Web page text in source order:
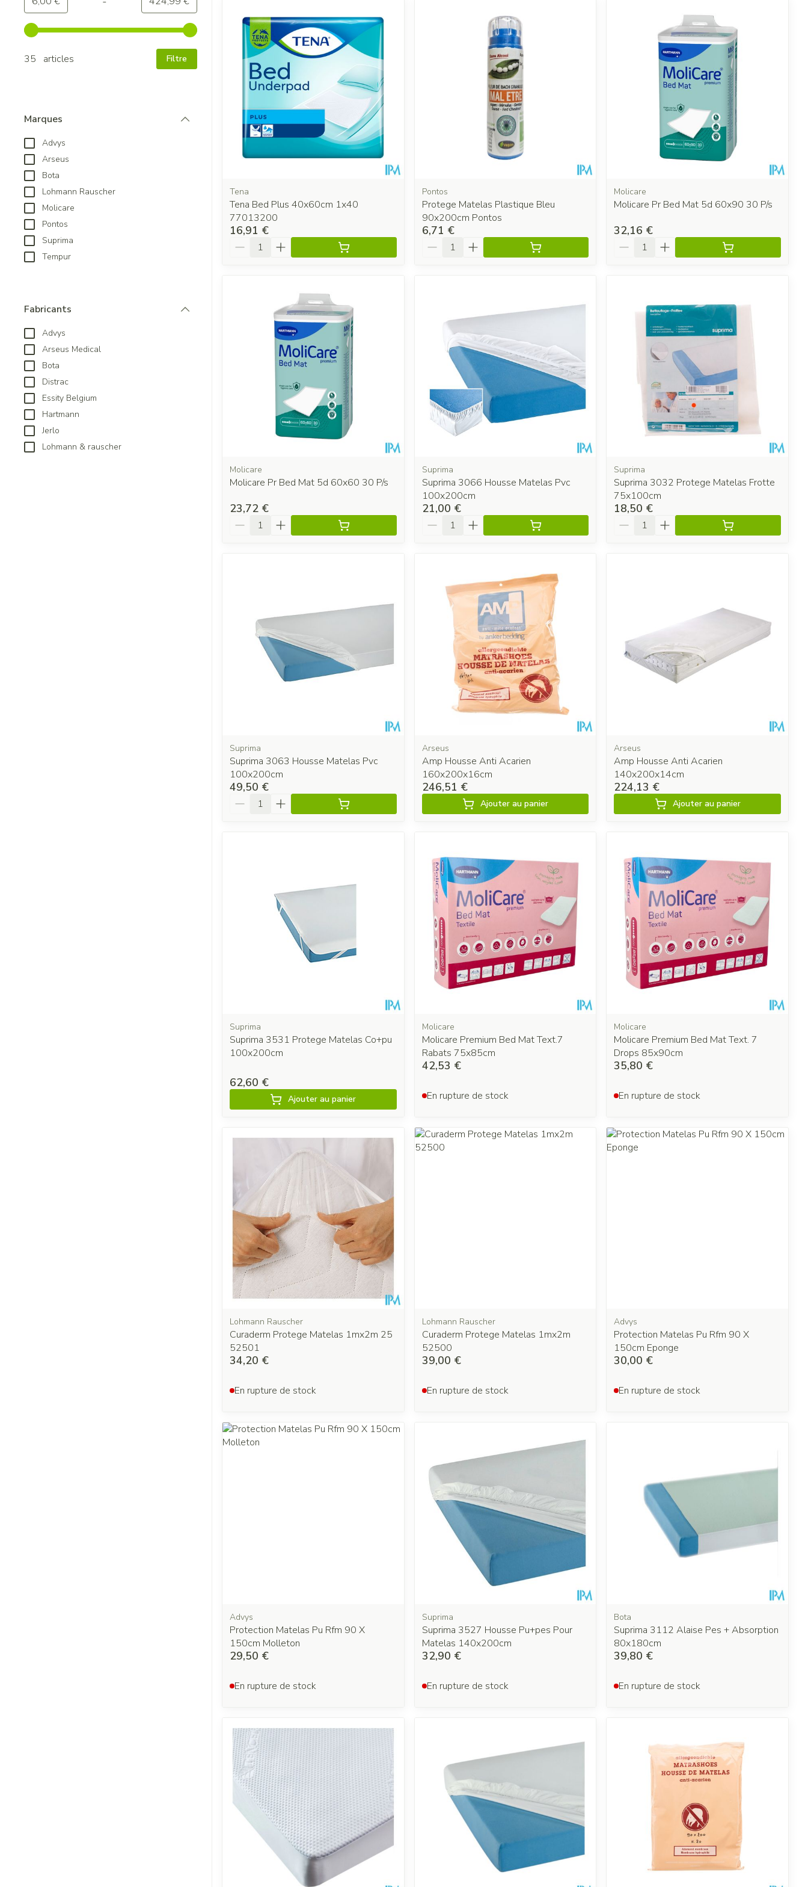
Utilisez les touches fléchées gauche et droite pour ajuster les valeurs minimales et maximales du prix.
35 articles
Filtre
Marques
Advys
Arseus
Bota
Lohmann Rauscher
Molicare
Pontos
Suprima
Tempur
Fabricants
Advys
Arseus Medical
Bota
Distrac
Essity Belgium
Hartmann
Jerlo
Lohmann & rauscher
Tena
Tena Bed Plus 40x60cm 1x40
77013200
16,91 €
Quantité
Pontos
Protege Matelas Plastique Bleu
90x200cm Pontos
6,71 €
Quantité
Molicare
Molicare Pr Bed Mat 5d 60x90 30 P/s
32,16 €
Quantité
Molicare
Molicare Pr Bed Mat 5d 60x60 30 P/s
23,72 €
Quantité
Suprima
Suprima 3066 Housse Matelas Pvc
100x200cm
21,00 €
Quantité
Suprima
Suprima 3032 Protege Matelas Frotte
75x100cm
18,50 €
Quantité
Suprima
Suprima 3063 Housse Matelas Pvc
100x200cm
49,50 €
Quantité
Arseus
Amp Housse Anti Acarien
160x200x16cm
246,51 €
Ajouter au panier
Arseus
Amp Housse Anti Acarien
140x200x14cm
224,13 €
Ajouter au panier
Suprima
Suprima 3531 Protege Matelas Co+pu
100x200cm
62,60 €
Ajouter au panier
Molicare
Molicare Premium Bed Mat Text.7
Rabats 75x85cm
42,53 €
En rupture de stock
Molicare
Molicare Premium Bed Mat Text. 7
Drops 85x90cm
35,80 €
En rupture de stock
Lohmann Rauscher
Curaderm Protege Matelas 1mx2m 25
52501
34,20 €
En rupture de stock
Lohmann Rauscher
Curaderm Protege Matelas 1mx2m
52500
39,00 €
En rupture de stock
Advys
Protection Matelas Pu Rfm 90 X
150cm Eponge
30,00 €
En rupture de stock
Advys
Protection Matelas Pu Rfm 90 X
150cm Molleton
29,50 €
En rupture de stock
Suprima
Suprima 3527 Housse Pu+pes Pour
Matelas 140x200cm
32,90 €
En rupture de stock
Bota
Suprima 3112 Alaise Pes + Absorption
80x180cm
39,80 €
En rupture de stock